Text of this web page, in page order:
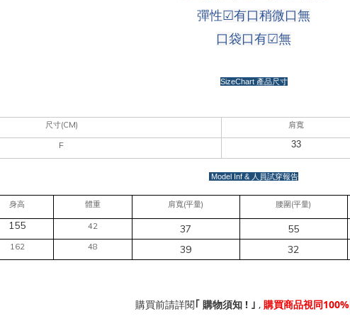
彈性☑有口稍微口無
口袋口有☑無
SizeChart 產品尺寸
尺寸(CM) 肩寬
F 33
Model Inf & 人員試穿報告
身高 體重 肩寬(平量) 腰圍(平量)
155 42 37 55
162 48 39 32
購買前請詳閱 ｢ 購物須知 ! ｣ ,購買商品視同 100%